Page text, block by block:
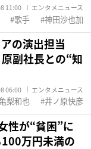
11:00 エンタメニュース
歌手 神田沙也加
の演出担当
副社長との“知
06:00 エンタメニュース
梨和也 井ノ原快彦
性が“貧困”に
万円未満の